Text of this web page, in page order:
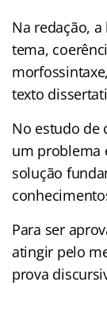
Na redação,
tema,
texto
No estudo de
um problema
solução
Para ser
atingir pelo
prova